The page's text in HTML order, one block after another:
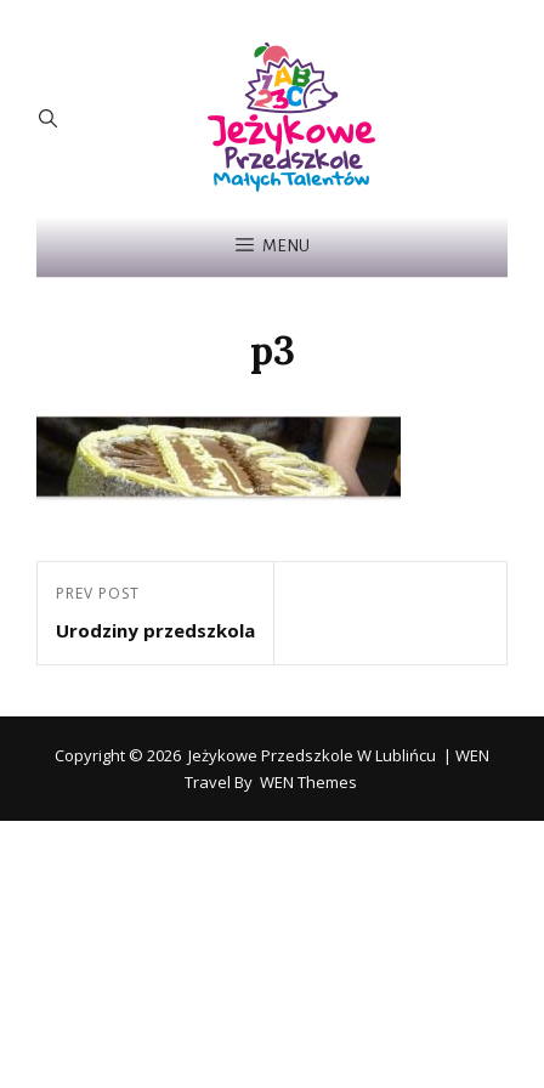
MENU
p3
Nawigacja
wpisu
Previous
Post
PREV POST
Urodziny przedszkola
Copyright © 2026 Jeżykowe Przedszkole W Lublińcu | WEN
Travel By WEN Themes